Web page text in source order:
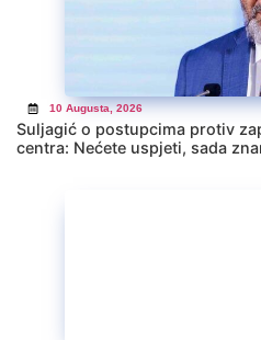
10 Augusta, 2026
Suljagić o postupcima protiv
centra: Nećete uspjeti, sada